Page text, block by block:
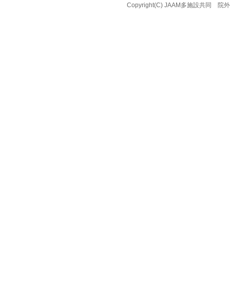
Copyright(C) JAAM多施設共同 院